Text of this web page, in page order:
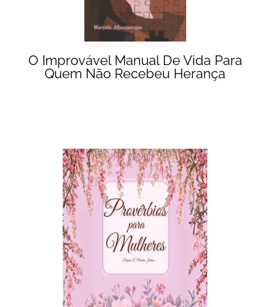
O Improvável Manual De Vida Para
Quem Não Recebeu Herança